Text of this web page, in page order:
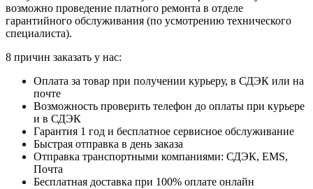
возможно проведение платного ремонта в отделе
гарантийного обслуживания (по усмотрению технического
специалиста).
8 причин заказать у нас:
Оплата за товар при получении курьеру, в СДЭК или на
почте
Возможность проверить телефон до оплаты при курьере
и в СДЭК
Гарантия 1 год и бесплатное сервисное обслуживание
Быстрая отправка в день заказа
Отправка транспортными компаниями: СДЭК, EMS,
Почта
Бесплатная доставка при 100% оплате онлайн